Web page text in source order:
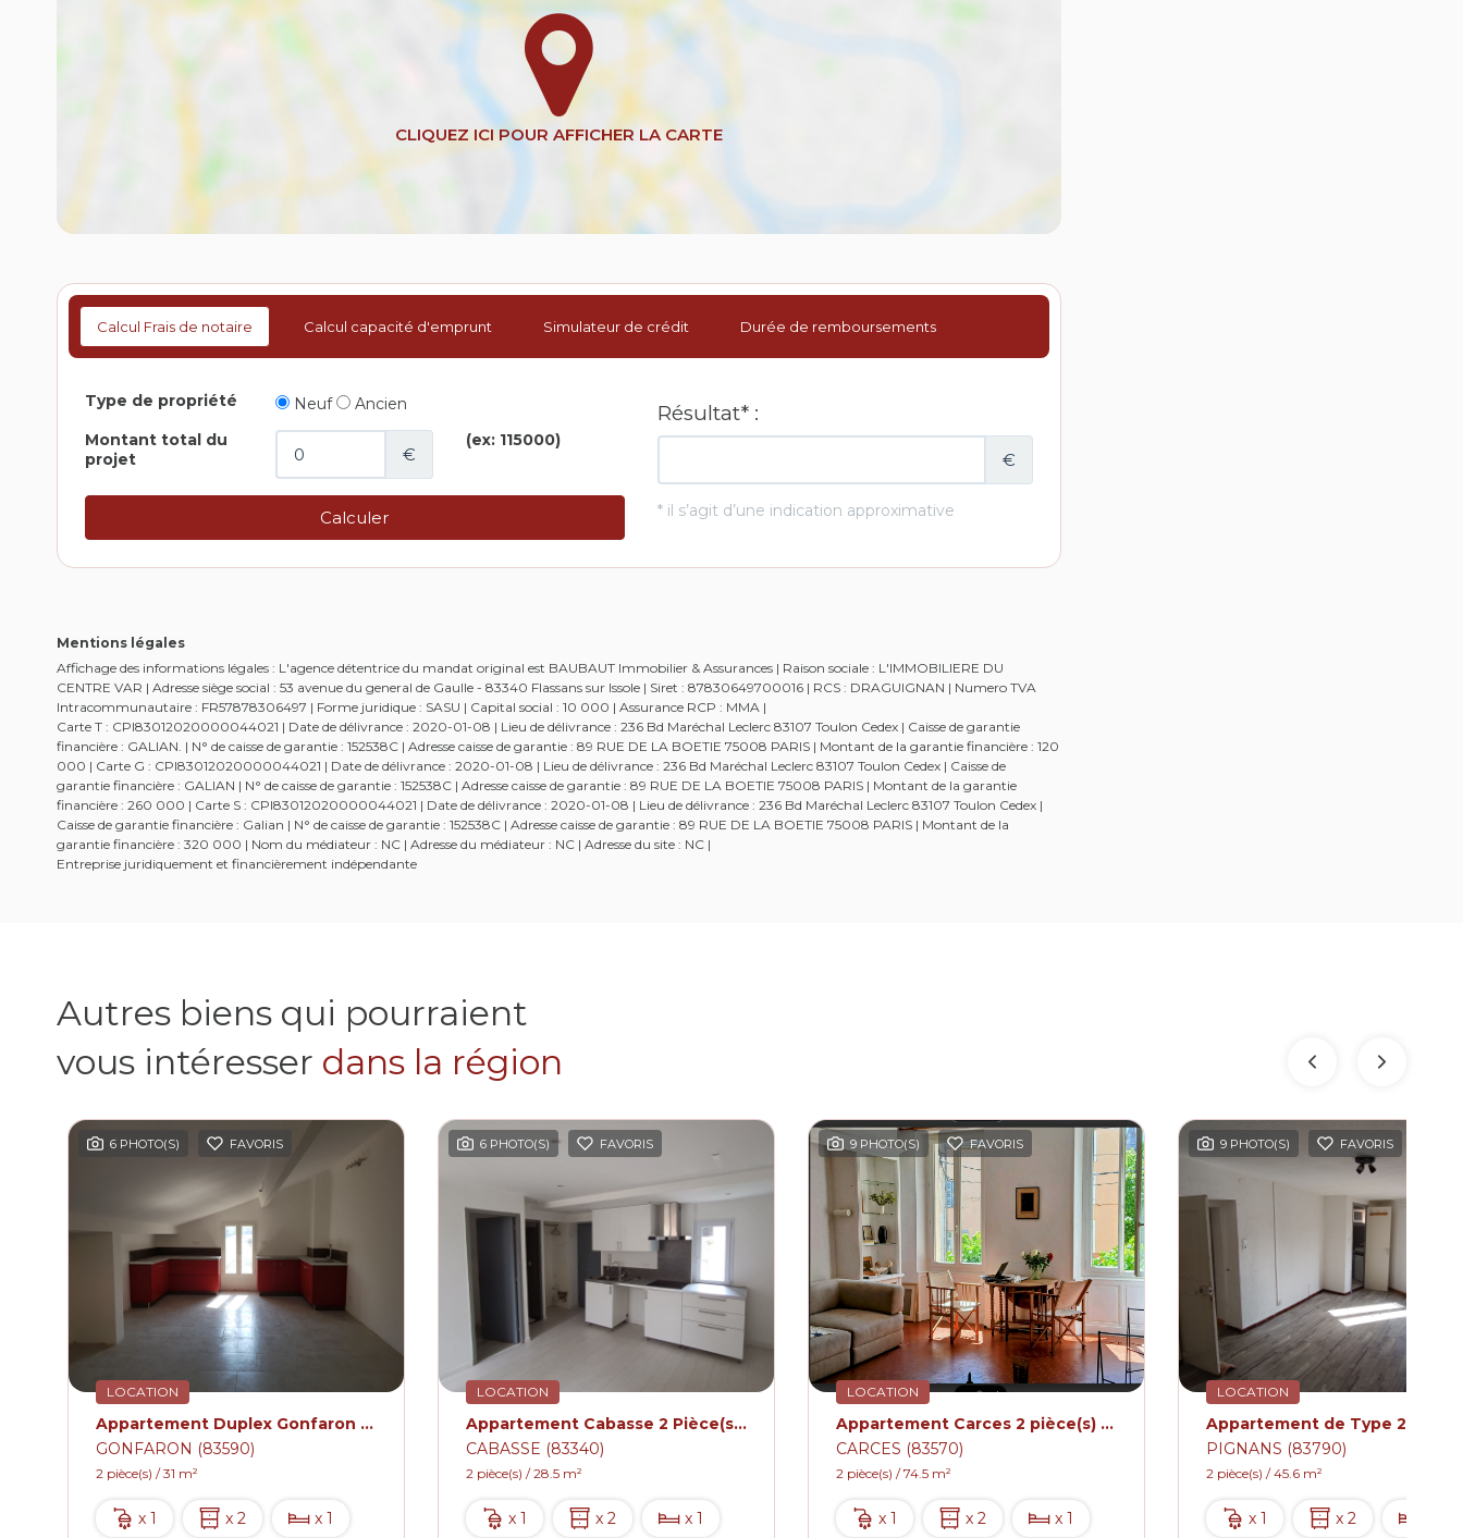
Calcul Frais de notaire Calcul capacité d'emprunt Simulateur de crédit Durée de remboursements
Mentions légales
Affichage des informations légales : L'agence détentrice du mandat original est BAUBAUT Immobilier & Assurances | Raison sociale : L'IMMOBILIERE DU
CENTRE VAR | Adresse siège social : 53 avenue du general de Gaulle - 83340 Flassans sur Issole | Siret : 87830649700016 | RCS : DRAGUIGNAN | Numero TVA
Intracommunautaire : FR57878306497 | Forme juridique : SASU | Capital social : 10 000 | Assurance RCP : MMA |
Carte T : CPI83012020000044021 | Date de délivrance : 2020-01-08 | Lieu de délivrance : 236 Bd Maréchal Leclerc 83107 Toulon Cedex | Caisse de garantie
financière : GALIAN. | N° de caisse de garantie : 152538C | Adresse caisse de garantie : 89 RUE DE LA BOETIE 75008 PARIS | Montant de la garantie financière : 120
000 | Carte G : CPI83012020000044021 | Date de délivrance : 2020-01-08 | Lieu de délivrance : 236 Bd Maréchal Leclerc 83107 Toulon Cedex | Caisse de
garantie financière : GALIAN | N° de caisse de garantie : 152538C | Adresse caisse de garantie : 89 RUE DE LA BOETIE 75008 PARIS | Montant de la garantie
financière : 260 000 | Carte S : CPI83012020000044021 | Date de délivrance : 2020-01-08 | Lieu de délivrance : 236 Bd Maréchal Leclerc 83107 Toulon Cedex |
Caisse de garantie financière : Galian | N° de caisse de garantie : 152538C | Adresse caisse de garantie : 89 RUE DE LA BOETIE 75008 PARIS | Montant de la
garantie financière : 320 000 | Nom du médiateur : NC | Adresse du médiateur : NC | Adresse du site : NC |
Entreprise juridiquement et financièrement indépendante
Autres biens qui pourraient
vous intéresser dans la région
6 PHOTO(S) FAVORIS
LOCATION
Appartement Duplex Gonfaron 2 pièce(s) 31 m2
GONFARON (83590)
2 pièce(s) / 31 m²
x 1 x 2 x 1
6 PHOTO(S) FAVORIS
LOCATION
Appartement Cabasse 2 Pièce(s) 28.50m² Avec Cave
CABASSE (83340)
2 pièce(s) / 28.5 m²
x 1 x 2 x 1
9 PHOTO(S) FAVORIS
LOCATION
Appartement Carces 2 pièce(s) Traversant 74.54 m2 Meublé avec terrasse
CARCES (83570)
2 pièce(s) / 74.5 m²
x 1 x 2 x 1
9 PHOTO(S) FAVORIS
LOCATION
PIGNANS (83790)
2 pièce(s) / 45.6 m²
x 1 x 2